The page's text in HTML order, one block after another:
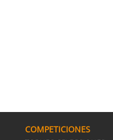
COMPETICIONES